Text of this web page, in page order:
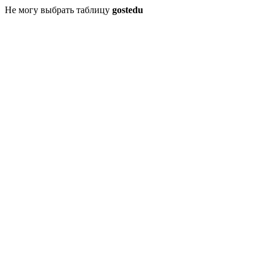
Не могу выбрать таблицу gostedu